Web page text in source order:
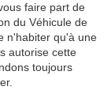
faire part de
du Véhicule de
n'habiter qu'à une
autorise cette
toujours